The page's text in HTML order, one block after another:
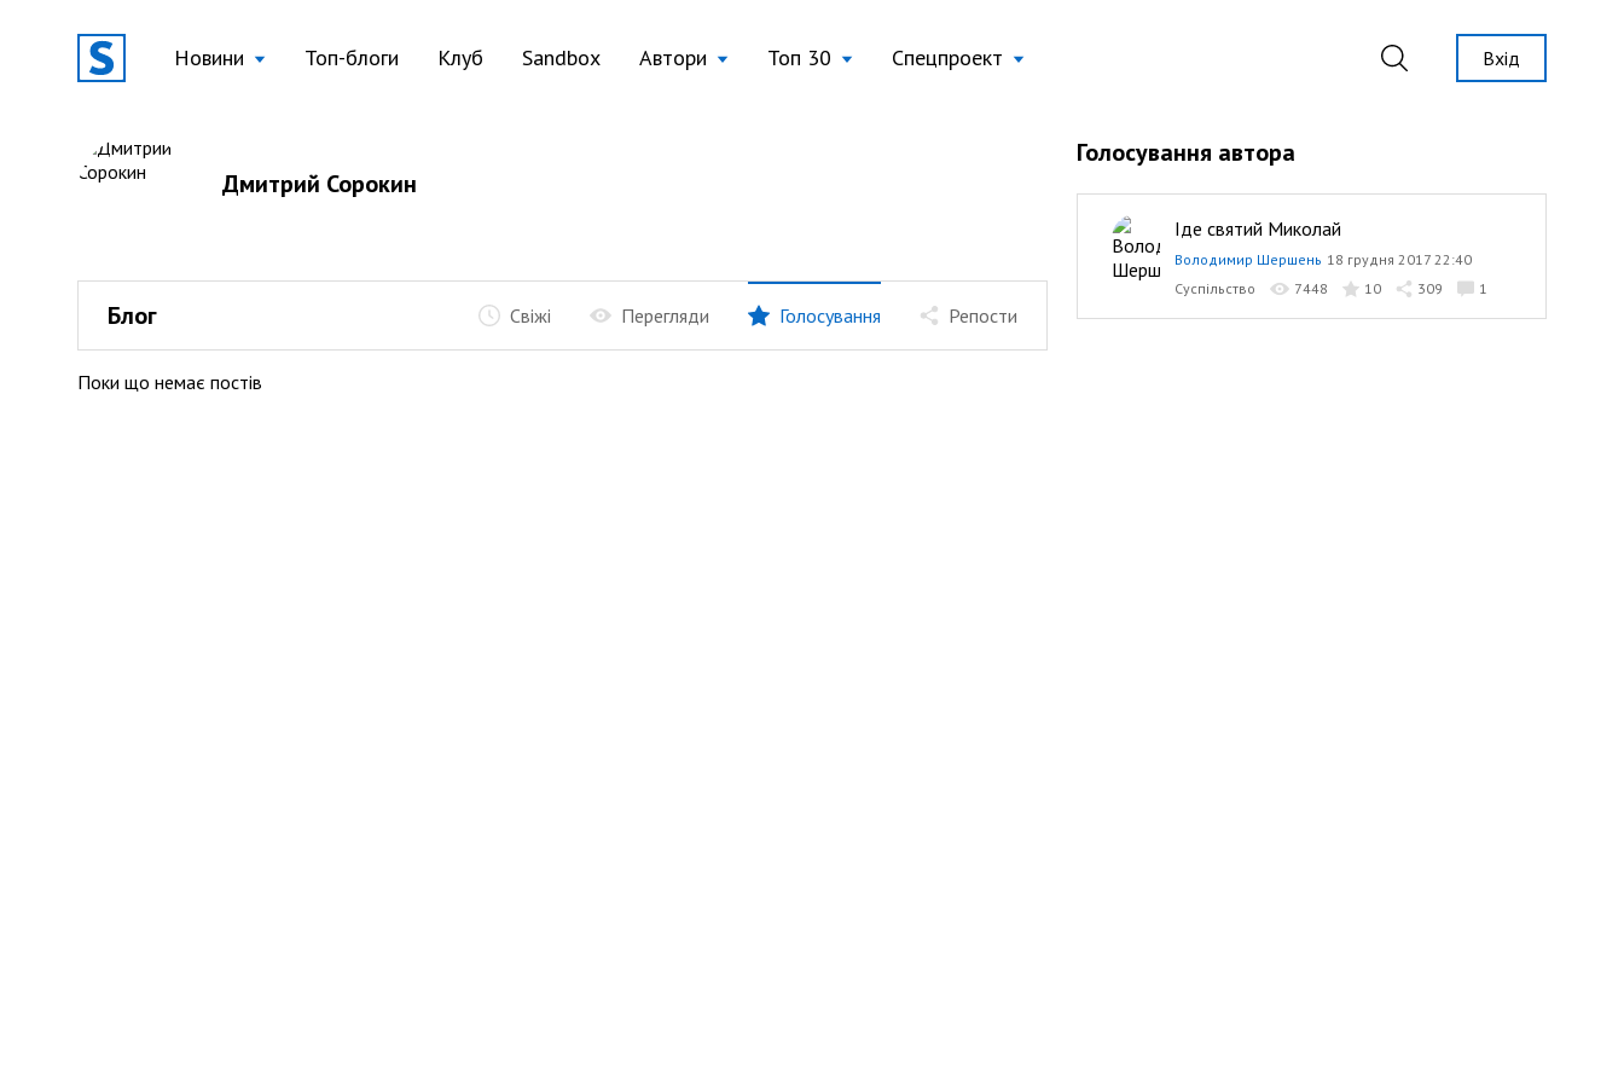
Новини Топ-блоги Клуб Sandbox Автори Топ 30 Спецпроект Вхід
Дмитрий Сорокин
Блог Свіжі Перегляди Голосування Репости
Поки що немає постів
Голосування автора
Іде святий Миколай
Володимир Шершень 18 грудня 2017 22:40
Суспільство
7448 10 309 1